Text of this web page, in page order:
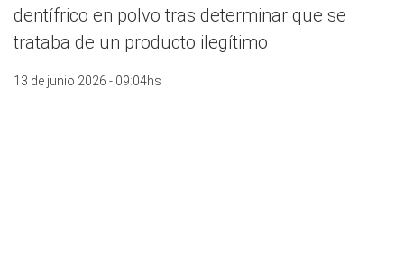
dentífrico en polvo tras determinar que se
trataba de un producto ilegítimo
13 de junio 2026 - 09:04hs